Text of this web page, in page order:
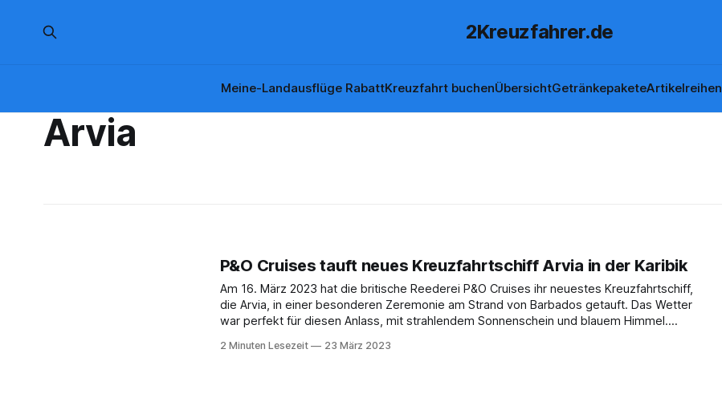
2Kreuzfahrer.de
Meine-Landausflüge RabattKreuzfahrt buchenÜbersichtGetränkepaketeArtikelreihen
Arvia
P&O Cruises tauft neues Kreuzfahrtschiff Arvia in der Karibik
Am 16. März 2023 hat die britische Reederei P&O Cruises ihr neuestes Kreuzfahrtschiff,
die Arvia, in einer besonderen Zeremonie am Strand von Barbados getauft. Das Wetter
war perfekt für diesen Anlass, mit strahlendem Sonnenschein und blauem Himmel.
konnte
2 Minuten Lesezeit 23 März 2023